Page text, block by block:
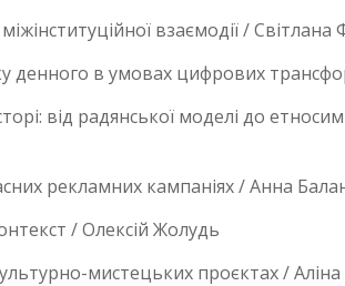
взаємодії /
денного в умовах цифрових
від радянської моделі до
рекламних кампаніях / Анна
/ Олексій Жолудь
мистецьких проєктах /